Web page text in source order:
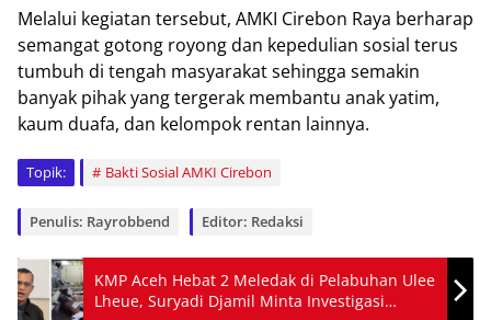
Melalui kegiatan tersebut, AMKI Cirebon Raya berharap
semangat gotong royong dan kepedulian sosial terus
tumbuh di tengah masyarakat sehingga semakin
banyak pihak yang tergerak membantu anak yatim,
kaum duafa, dan kelompok rentan lainnya.
Topik: Bakti Sosial AMKI Cirebon
Penulis: Rayrobbend Editor: Redaksi
KMP Aceh Hebat 2 Meledak di Pelabuhan Ulee
Lheue, Suryadi Djamil Minta Investigasi